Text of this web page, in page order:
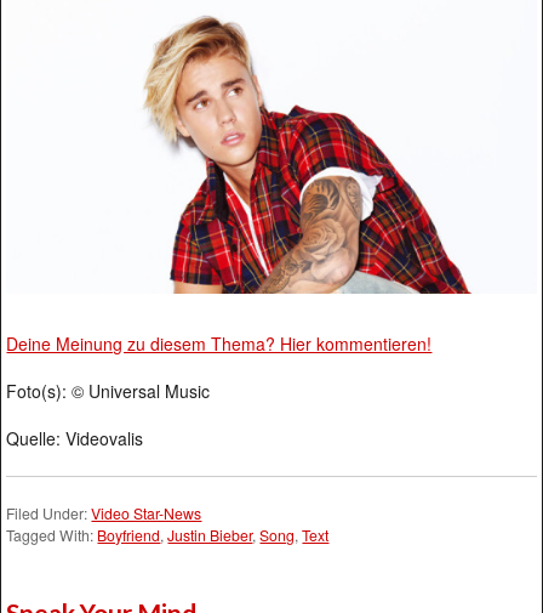
Deine Meinung zu diesem Thema? Hier kommentieren!
Foto(s): © Universal Music
Quelle: Videovalis
Filed Under:Video Star-News
Tagged With: Boyfriend,Justin Bieber,Song,Text